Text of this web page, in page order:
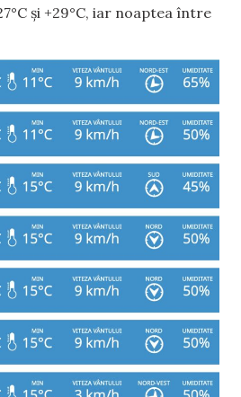
și +29°C, iar noaptea între